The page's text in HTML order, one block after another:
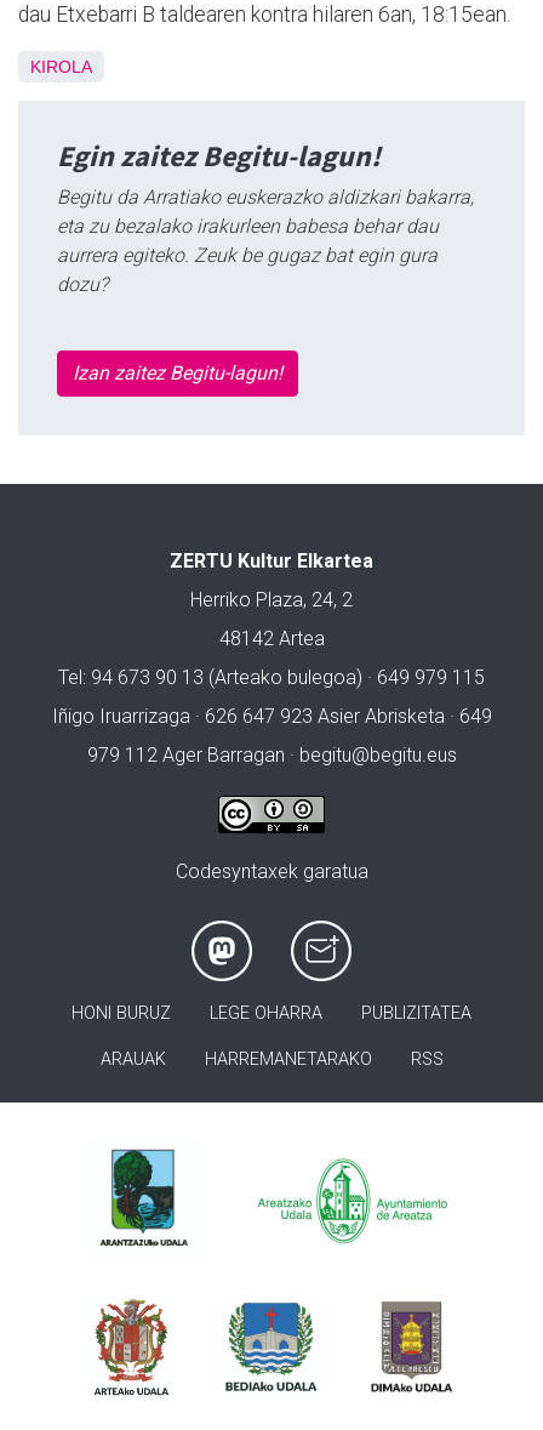
dau Etxebarri B taldearen kontra hilaren 6an, 18:15ean.
KIROLA
Egin zaitez Begitu-lagun!
Begitu da Arratiako euskerazko aldizkari bakarra,
eta zu bezalako irakurleen babesa behar dau
aurrera egiteko. Zeuk be gugaz bat egin gura
dozu?
Izan zaitez Begitu-lagun!
ZERTU Kultur Elkartea
Herriko Plaza, 24, 2
48142 Artea
Tel: 94 673 90 13 (Arteako bulegoa) · 649 979 115
Iñigo Iruarrizaga · 626 647 923 Asier Abrisketa · 649
979 112 Ager Barragan · begitu@begitu.eus
Codesyntaxek garatua
HONI BURUZ LEGE OHARRA PUBLIZITATEA
ARAUAK HARREMANETARAKO RSS